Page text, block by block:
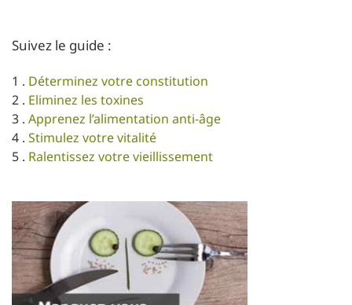
Suivez le guide :
1 . Déterminez votre constitution
2 . Eliminez les toxines
3 . Apprenez l’alimentation anti-âge
4 . Stimulez votre vitalité
5 . Ralentissez votre vieillissement